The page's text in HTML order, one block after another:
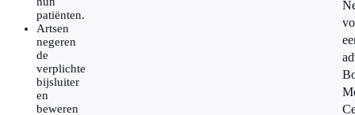
patiënten.
Artsen
negeren
de
verplichte
bijsluiter
en
beweren